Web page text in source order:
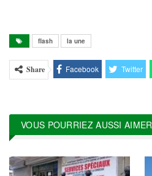
isolés, perpétrés dans les
flash la une
Share Facebook Twitter
VOUS POURRIEZ AUSSI AIMER